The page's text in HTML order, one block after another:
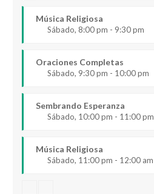
Música Religiosa
Sábado, 8:00 pm - 9:30 pm
Oraciones Completas
Sábado, 9:30 pm - 10:00 pm
Sembrando Esperanza
Sábado, 10:00 pm - 11:00 pm
Música Religiosa
Sábado, 11:00 pm - 12:00 am